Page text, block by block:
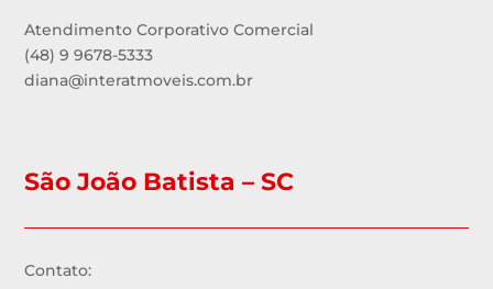
Atendimento Corporativo Comercial
(48) 9 9678-5333
diana@interatmoveis.com.br
São João Batista – SC
Contato: